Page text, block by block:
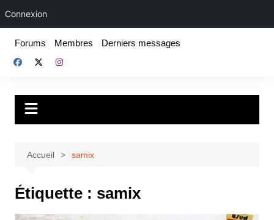
Connexion
contenu
Forums Membres Derniers messages
Fake For Real
Accueil samix
Étiquette : samix